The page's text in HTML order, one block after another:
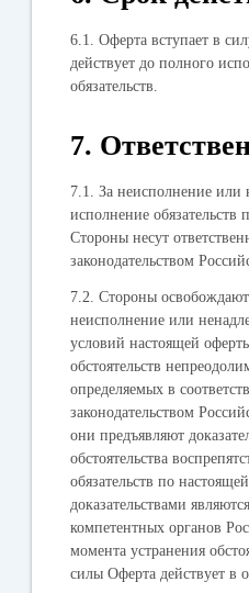
6.1. Оферта вступает в
действует до полного
обязательств.
7.
7.1. За неисполнение или
исполнение обязательств
Стороны несут
законодательством
7.2. Стороны
неисполнение или
условий настоящей
обстоятельств
определяемых в
законодательством
они предъявляют
обстоятельства
обязательств по
доказательствами
компетентных органов
момента устранения
силы Оферта действует в